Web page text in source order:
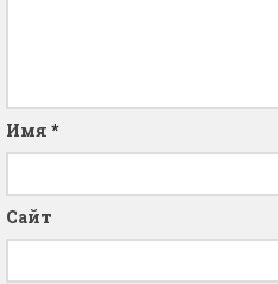
Имя *
Сайт